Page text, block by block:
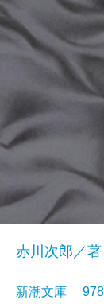
赤川次郎／著
新潮文庫